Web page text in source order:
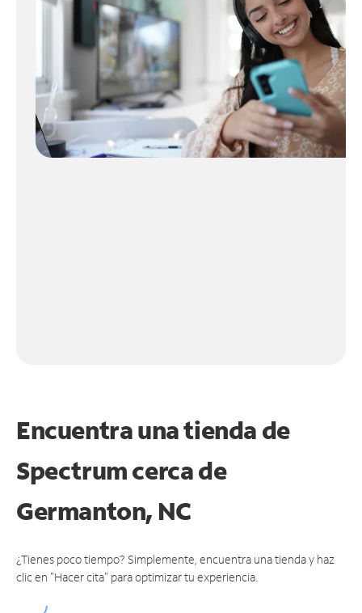
Encuentra una tienda de
Spectrumcerca de
Germanton, NC
¿Tienes poco tiempo? Simplemente, encuentra una tienda y haz
clic en "Hacer cita" para optimizar tu experiencia.